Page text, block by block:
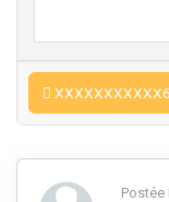
Postée